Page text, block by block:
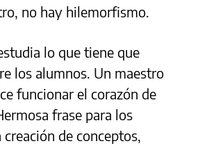
no hay hilemorfismo.
lo que tiene que
los alumnos. Un maestro
funcionar el corazón de
frase para los
de conceptos,